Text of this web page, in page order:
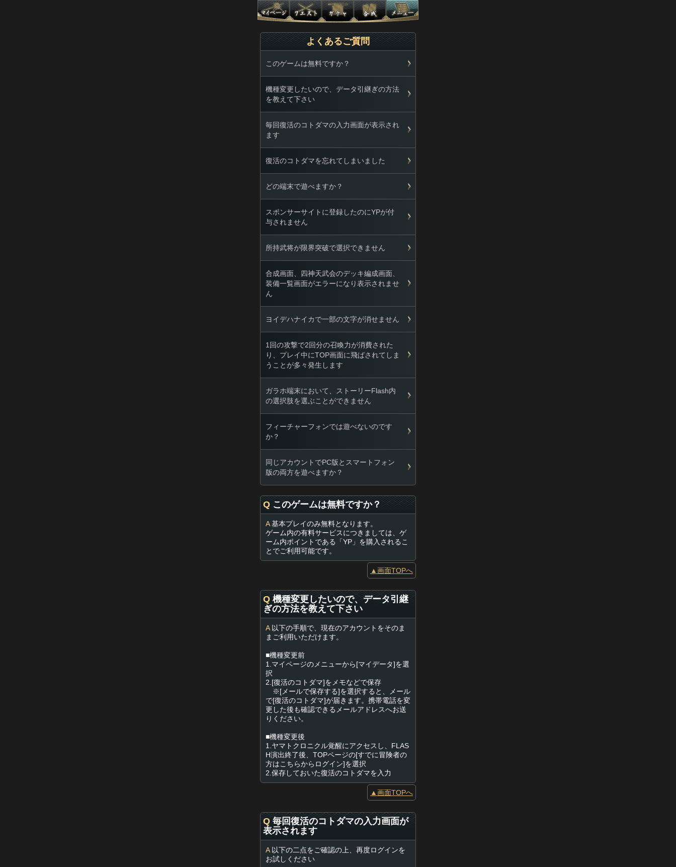
よくあるご質問
このゲームは無料ですか？
機種変更したいので、データ引継ぎの方法
を教えて下さい
毎回復活のコトダマの入力画面が表示され
ます
復活のコトダマを忘れてしまいました
どの端末で遊べますか？
スポンサーサイトに登録したのにYPが付
与されません
所持武将が限界突破で選択できません
合成画面、四神天武会のデッキ編成画面、
装備一覧画面がエラーになり表示されませ
ん
ヨイデハナイカで一部の文字が消せません
1回の攻撃で2回分の召喚力が消費された
り、プレイ中にTOP画面に飛ばされてしま
うことが多々発生します
ガラホ端末において、ストーリーFlash内
の選択肢を選ぶことができません
フィーチャーフォンでは遊べないのです
か？
同じアカウントでPC版とスマートフォン
版の両方を遊べますか？
Q このゲームは無料ですか？
A基本プレイのみ無料となります。
ゲーム内の有料サービスにつきましては、ゲ
ーム内ポイントである「YP」を購入されるこ
とでご利用可能です。
▲画面TOPへ
Q 機種変更したいので、データ引継
ぎの方法を教えて下さい
A以下の手順で、現在のアカウントをそのま
まご利用いただけます。
■機種変更前
1.マイページのメニューから[マイデータ]を選
択
2.[復活のコトダマ]をメモなどで保存
※[メールで保存する]を選択すると、メール
で[復活のコトダマ]が届きます。携帯電話を変
更した後も確認できるメールアドレスへお送
りください。
■機種変更後
1.ヤマトクロニクル覚醒にアクセスし、FLAS
H演出終了後、TOPページの[すでに冒険者の
方はこちらからログイン]を選択
2.保存しておいた復活のコトダマを入力
▲画面TOPへ
Q 毎回復活のコトダマの入力画面が
表示されます
A以下の二点をご確認の上、再度ログインを
お試しください